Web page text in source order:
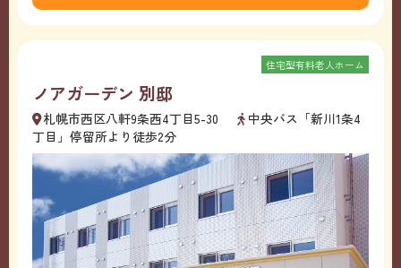
ノアガーデン 別邸
住宅型有料老人ホーム
札幌市西区八軒9条西4丁目5-30
中央バス「新川1条4
丁目」停留所より徒歩2分